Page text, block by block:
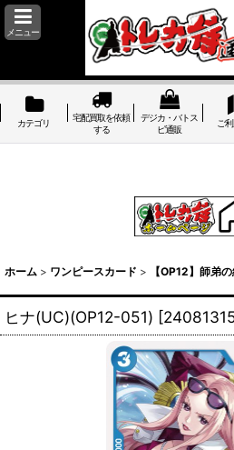
メニュー
カテゴリ
宅配買取を依頼
する
デジカ・バトス
ピ通販
ご
ホーム > ワンピースカード > 【OP12】師弟
ヒナ(UC)(OP12-051) [